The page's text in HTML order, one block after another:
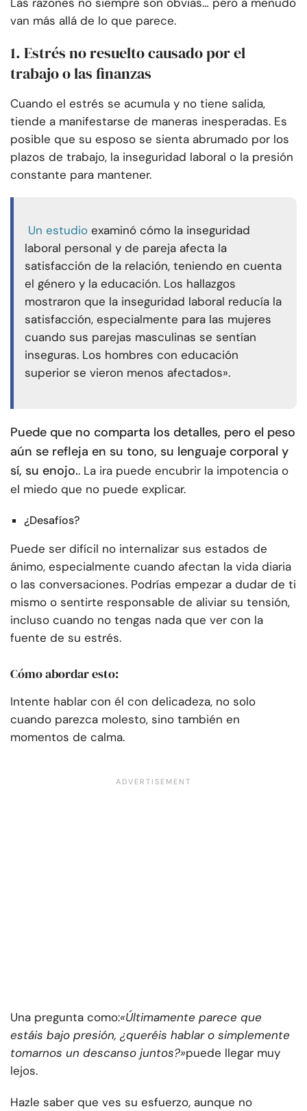
van más allá de lo que parece.
1. Estrés no resuelto causado por el
trabajo o las finanzas
Cuando el estrés se acumula y no tiene salida,
tiende a manifestarse de maneras inesperadas. Es
posible que su esposo se sienta abrumado por los
plazos de trabajo, la inseguridad laboral o la presión
constante para mantener.
Un estudio examinó cómo la inseguridad
laboral personal y de pareja afecta la
satisfacción de la relación, teniendo en cuenta
el género y la educación. Los hallazgos
mostraron que la inseguridad laboral reducía la
satisfacción, especialmente para las mujeres
cuando sus parejas masculinas se sentían
inseguras. Los hombres con educación
superior se vieron menos afectados».
Puede que no comparta los detalles, pero el peso
aún se refleja en su tono, su lenguaje corporal y
sí, su enojo.. La ira puede encubrir la impotencia o
el miedo que no puede explicar.
¿Desafíos?
Puede ser difícil no internalizar sus estados de
ánimo, especialmente cuando afectan la vida diaria
o las conversaciones. Podrías empezar a dudar de ti
mismo o sentirte responsable de aliviar su tensión,
incluso cuando no tengas nada que ver con la
fuente de su estrés.
Cómo abordar esto:
Intente hablar con él con delicadeza, no solo
cuando parezca molesto, sino también en
momentos de calma.
Una pregunta como:«Últimamente parece que
estáis bajo presión, ¿queréis hablar o simplemente
tomarnos un descanso juntos?»puede llegar muy
lejos.
Hazle saber que ves su esfuerzo, aunque no